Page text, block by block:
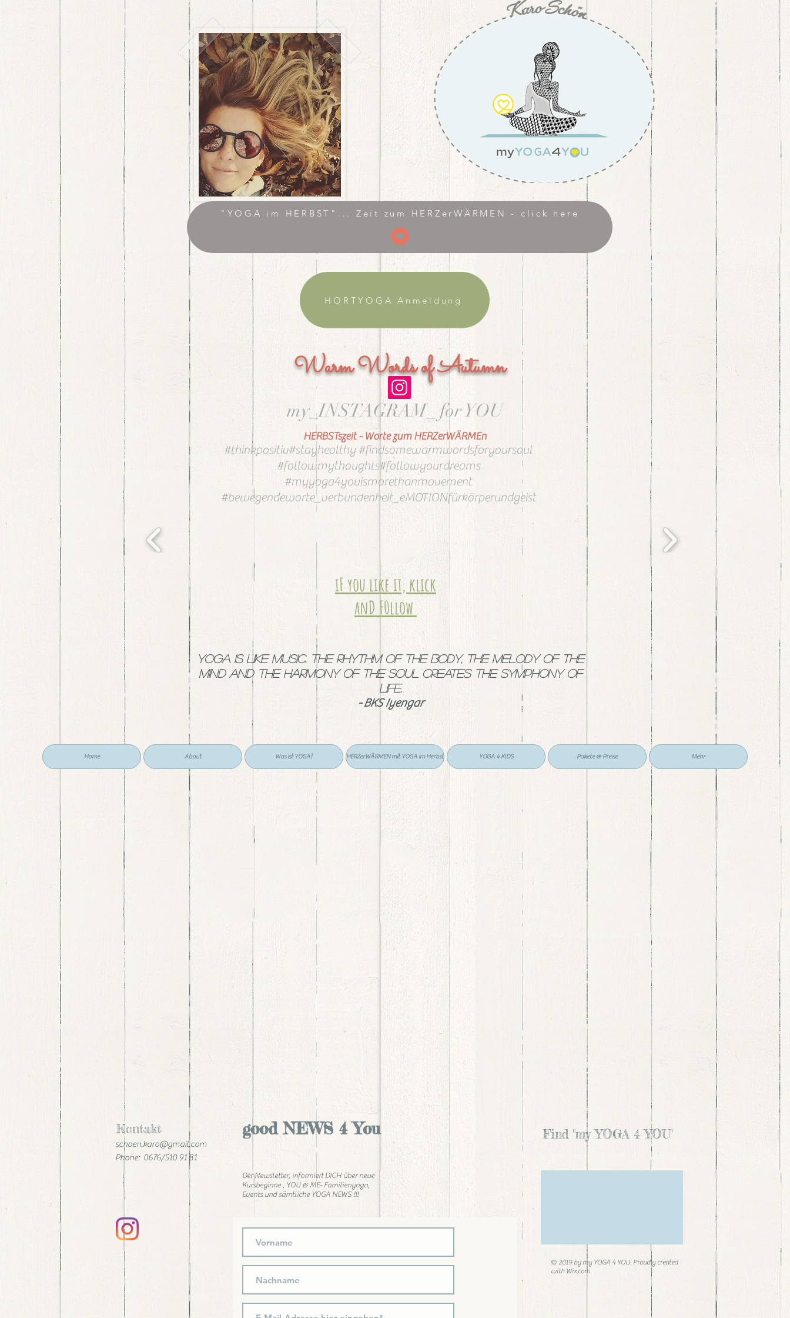
"YOGA im HERBST"... Zeit zum HERZerWÄRMEN - click here
HORTYOGA Anmeldung
Warm Words of Autumn
my_INSTAGRAM_ for YOU
HERBSTszeit - Worte zum HERZerWÄRMEn
#thinkpositiv#stayhealthy #findsomewarmwordsforyoursoul
#followmythoughts#followyourdreams
#myyoga4youismorethanmovement
#bewegendeworte_verbundenheit_eMOTIONfürkörperundgeist
iF you like it, klick
anD F0llow
YOGA is like music. The rhythm of the body, the melody of the
mind and the harmony of the soul creates the symphony of
life.
- BKS Iyengar
Home About Was ist YOGA? HERZerWÄRMEN mit YOGA im Herbst YOGA 4 KIDS Pakete & Preise Mehr
Kontakt
schoen.karo@gmail.com
Phone: 0676/510 91 81
good NEWS 4 You
Der Newsletter, informiert DICH über neue
Kursbeginne , YOU & ME- Familienyoga,
Events und sämtliche YOGA NEWS !!!
Find "my YOGA 4 YOU"
© 2019 by my YOGA 4 YOU. Proudly created
with Wix.com